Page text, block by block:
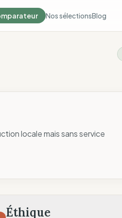
Nos sélectionsBlog
locale mais sans service
Éthique